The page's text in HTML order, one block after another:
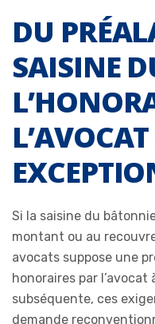
DU
SAISINE
Si la saisine du
montant ou au
avocats suppose une
honoraires par
subséquente, ces
demande